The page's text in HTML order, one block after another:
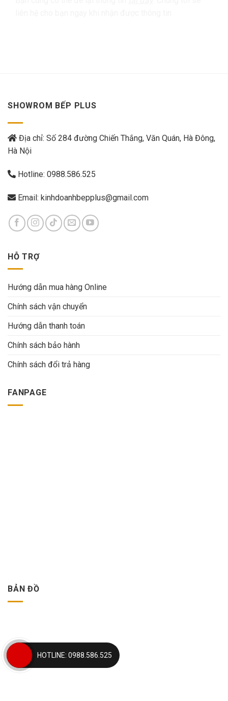
SHOWROM BẾP PLUS
Địa chỉ: Số 284 đường Chiến Thắng, Văn Quán, Hà Đông,
Hà Nội
Hotline: 0988.586.525
Email: kinhdoanhbepplus@gmail.com
HỖ TRỢ
Hướng dẫn mua hàng Online
Chính sách vận chuyển
Hướng dẫn thanh toán
Chính sách bảo hành
Chính sách đổi trả hàng
FANPAGE
BẢN ĐỒ
HOTLINE: 0988.586.525